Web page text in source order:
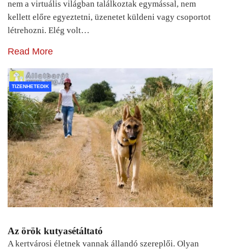
nem a virtuális világban találkoztak egymással, nem
kellett előre egyeztetni, üzenetet küldeni vagy csoportot
létrehozni. Elég volt…
Read More
TIZENHETEDIK
Az örök kutyasétáltató
A kertvárosi életnek vannak állandó szereplői. Olyan